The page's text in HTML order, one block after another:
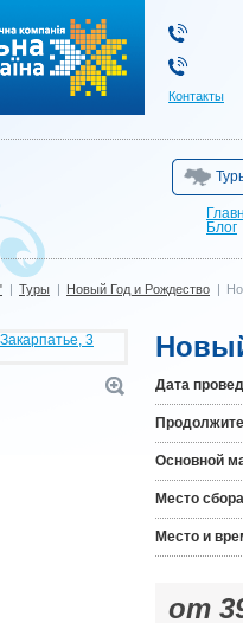
Контакты
Блог
| Туры | Новый Год и Рождество |
Дата
Основной
Место
Место и
от